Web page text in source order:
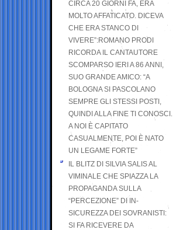
CIRCA 20 GIORNI FA, ERA
MOLTO AFFATICATO. DICEVA
CHE ERA STANCO DI
VIVERE”:ROMANO PRODI
RICORDA IL CANTAUTORE
SCOMPARSO IERI A 86 ANNI,
SUO GRANDE AMICO: “A
BOLOGNA SI PASCOLANO
SEMPRE GLI STESSI POSTI,
QUINDI ALLA FINE TI CONOSCI.
A NOI È CAPITATO
CASUALMENTE, POI È NATO
UN LEGAME FORTE”
IL BLITZ DI SILVIA SALIS AL
VIMINALE CHE SPIAZZA LA
PROPAGANDA SULLA
“PERCEZIONE” DI IN-
SICUREZZA DEI SOVRANISTI:
SI FA RICEVERE DA